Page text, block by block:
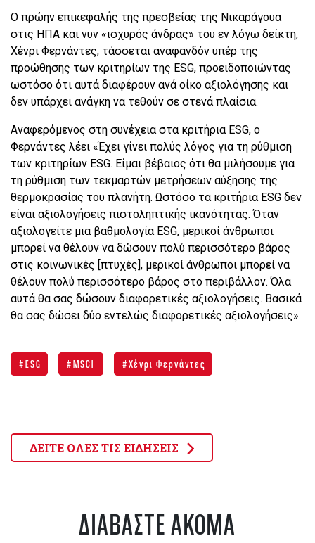
Ο πρώην επικεφαλής της πρεσβείας της Νικαράγουα
στις ΗΠΑ και νυν «ισχυρός άνδρας» του εν λόγω δείκτη,
Χένρι Φερνάντες, τάσσεται αναφανδόν υπέρ της
προώθησης των κριτηρίων της ESG, προειδοποιώντας
ωστόσο ότι αυτά διαφέρουν ανά οίκο αξιολόγησης και
δεν υπάρχει ανάγκη να τεθούν σε στενά πλαίσια.
Αναφερόμενος στη συνέχεια στα κριτήρια ESG, ο
Φερνάντες λέει «Έχει γίνει πολύς λόγος για τη ρύθμιση
των κριτηρίων ESG. Είμαι βέβαιος ότι θα μιλήσουμε για
τη ρύθμιση των τεκμαρτών μετρήσεων αύξησης της
θερμοκρασίας του πλανήτη. Ωστόσο τα κριτήρια ESG δεν
είναι αξιολογήσεις πιστοληπτικής ικανότητας. Όταν
αξιολογείτε μια βαθμολογία ESG, μερικοί άνθρωποι
μπορεί να θέλουν να δώσουν πολύ περισσότερο βάρος
στις κοινωνικές [πτυχές], μερικοί άνθρωποι μπορεί να
θέλουν πολύ περισσότερο βάρος στο περιβάλλον. Όλα
αυτά θα σας δώσουν διαφορετικές αξιολογήσεις. Βασικά
θα σας δώσει δύο εντελώς διαφορετικές αξιολογήσεις».
ESG MSCI Χένρι Φερνάντες
ΔΕΙΤΕ ΟΛΕΣ ΤΙΣ ΕΙΔΗΣΕΙΣ
ΔΙΑΒΑΣΤΕ ΑΚΟΜΑ